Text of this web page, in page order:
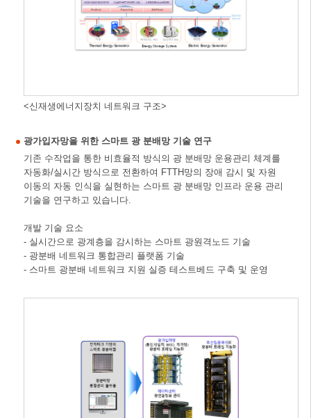
<신재생에너지장치 네트워크 구조>
광가입자망을 위한 스마트 광 분배망 기술 연구
기존 수작업을 통한 비효율적 방식의 광 분배망 운용관리 체계를
자동화/실시간 방식으로 전환하여 FTTH망의 장애 감시 및 자원
이동의 자동 인식을 실현하는 스마트 광 분배망 인프라 운용 관리
기술을 연구하고 있습니다.
개발 기술 요소
- 실시간으로 광계층을 감시하는 스마트 광원격노드 기술
- 광분배 네트워크 통합관리 플랫폼 기술
- 스마트 광분배 네트워크 지원 실증 테스트베드 구축 및 운영